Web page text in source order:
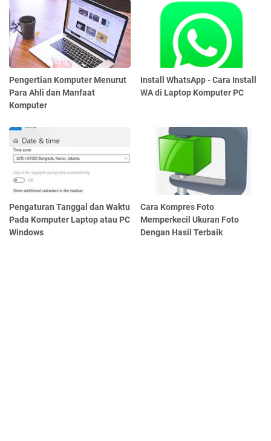
Pengertian Komputer Menurut
Para Ahli dan Manfaat
Komputer
Install WhatsApp - Cara Install
WA di Laptop Komputer PC
Pengaturan Tanggal dan Waktu
Pada Komputer Laptop atau PC
Windows
Cara Kompres Foto
Memperkecil Ukuran Foto
Dengan Hasil Terbaik